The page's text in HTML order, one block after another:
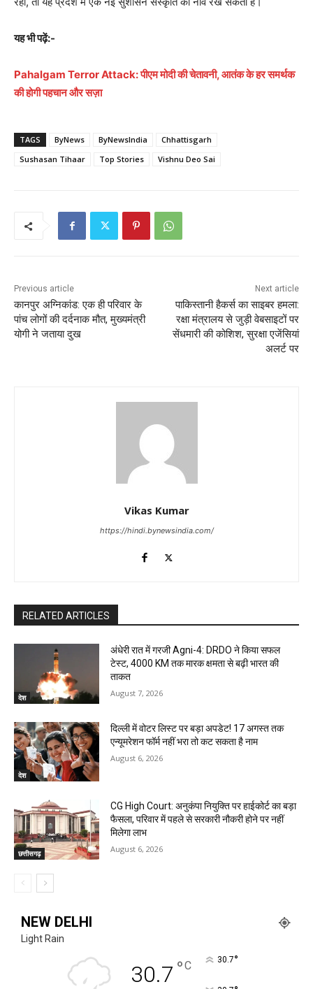
यह भी पढ़ें:-
Pahalgam Terror Attack: पीएम मोदी की चेतावनी, आतंक के हर समर्थक
की होगी पहचान और सज़ा
TAGS ByNews ByNewsIndia
Chhattisgarh
Sushasan Tihaar
Top Stories Vishnu Deo Sai
Previous article
कानपुर अग्निकांड: एक ही परिवार के
पांच लोगों की दर्दनाक मौत, मुख्यमंत्री
योगी ने जताया दुख
Next article
पाकिस्तानी हैकर्स का साइबर हमला:
रक्षा मंत्रालय से जुड़ी वेबसाइटों पर
सेंधमारी की कोशिश, सुरक्षा एजेंसियां
अलर्ट पर
Vikas Kumar
https://hindi.bynewsindia.com/
RELATED ARTICLES
देश
अंधेरी रात में गरजी Agni-4: DRDO ने किया सफल
टेस्ट, 4000 KM तक मारक क्षमता से बढ़ी भारत की
ताकत
August 7, 2026
देश
दिल्ली में वोटर लिस्ट पर बड़ा अपडेट! 17 अगस्त तक
एन्यूमरेशन फॉर्म नहीं भरा तो कट सकता है नाम
August 6, 2026
छत्तीसगढ़
CG High Court: अनुकंपा नियुक्ति पर हाईकोर्ट का बड़ा
फैसला, परिवार में पहले से सरकारी नौकरी होने पर नहीं
मिलेगा लाभ
August 6, 2026
NEW DELHI
Light Rain
30.7 °C 30.7°